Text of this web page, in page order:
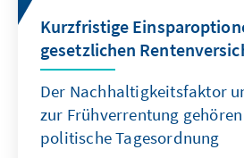
Kooperationen immer mehr
Kurzfristige
gesetzlichen
Der Nachhaltigkeitsfaktor
zur Frühverrentung
politische Tagesordnung